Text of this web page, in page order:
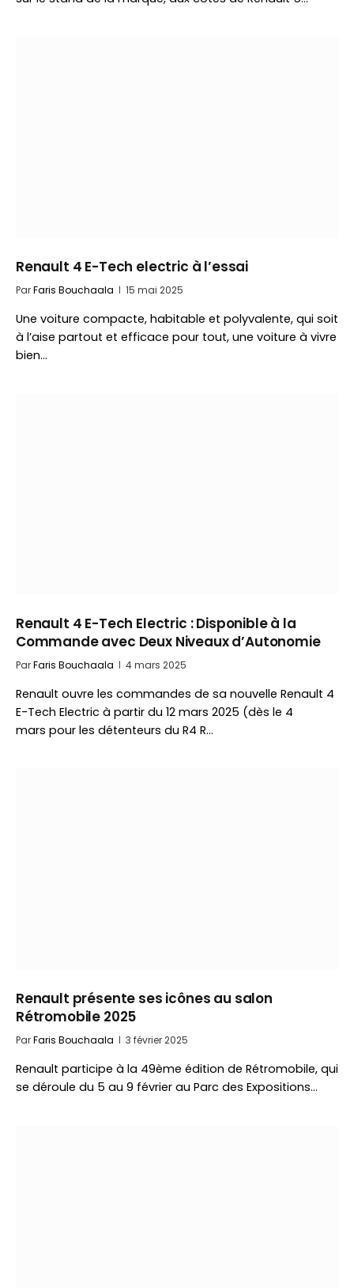
Renault 4 E-Tech electric à l’essai
ParFaris Bouchaala 15 mai 2025
Une voiture compacte, habitable et polyvalente, qui soit
à l’aise partout et efficace pour tout, une voiture à vivre
bien…
Renault 4 E-Tech Electric : Disponible à la
Commande avec Deux Niveaux d’Autonomie
ParFaris Bouchaala 4 mars 2025
Renault ouvre les commandes de sa nouvelle Renault 4
E-Tech Electric à partir du 12 mars 2025 (dès le 4
mars pour les détenteurs du R4 R…
Renault présente ses icônes au salon
Rétromobile 2025
ParFaris Bouchaala 3 février 2025
Renault participe à la 49ème édition de Rétromobile, qui
se déroule du 5 au 9 février au Parc des Expositions…